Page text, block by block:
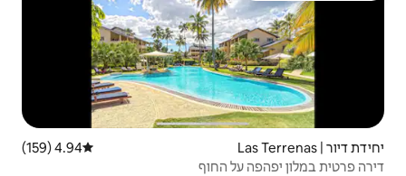
דירוג ממוצע של 4.94 מתוך 5, 159 ביקורות
4.94 (159)